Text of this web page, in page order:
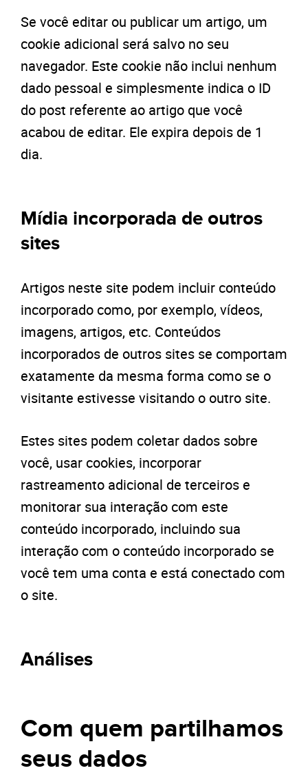
Se você editar ou publicar um artigo, um
cookie adicional será salvo no seu
navegador. Este cookie não inclui nenhum
dado pessoal e simplesmente indica o ID
do post referente ao artigo que você
acabou de editar. Ele expira depois de 1
dia.
Mídia incorporada de outros
sites
Artigos neste site podem incluir conteúdo
incorporado como, por exemplo, vídeos,
imagens, artigos, etc. Conteúdos
incorporados de outros sites se comportam
exatamente da mesma forma como se o
visitante estivesse visitando o outro site.
Estes sites podem coletar dados sobre
você, usar cookies, incorporar
rastreamento adicional de terceiros e
monitorar sua interação com este
conteúdo incorporado, incluindo sua
interação com o conteúdo incorporado se
você tem uma conta e está conectado com
o site.
Análises
Com quem partilhamos
seus dados